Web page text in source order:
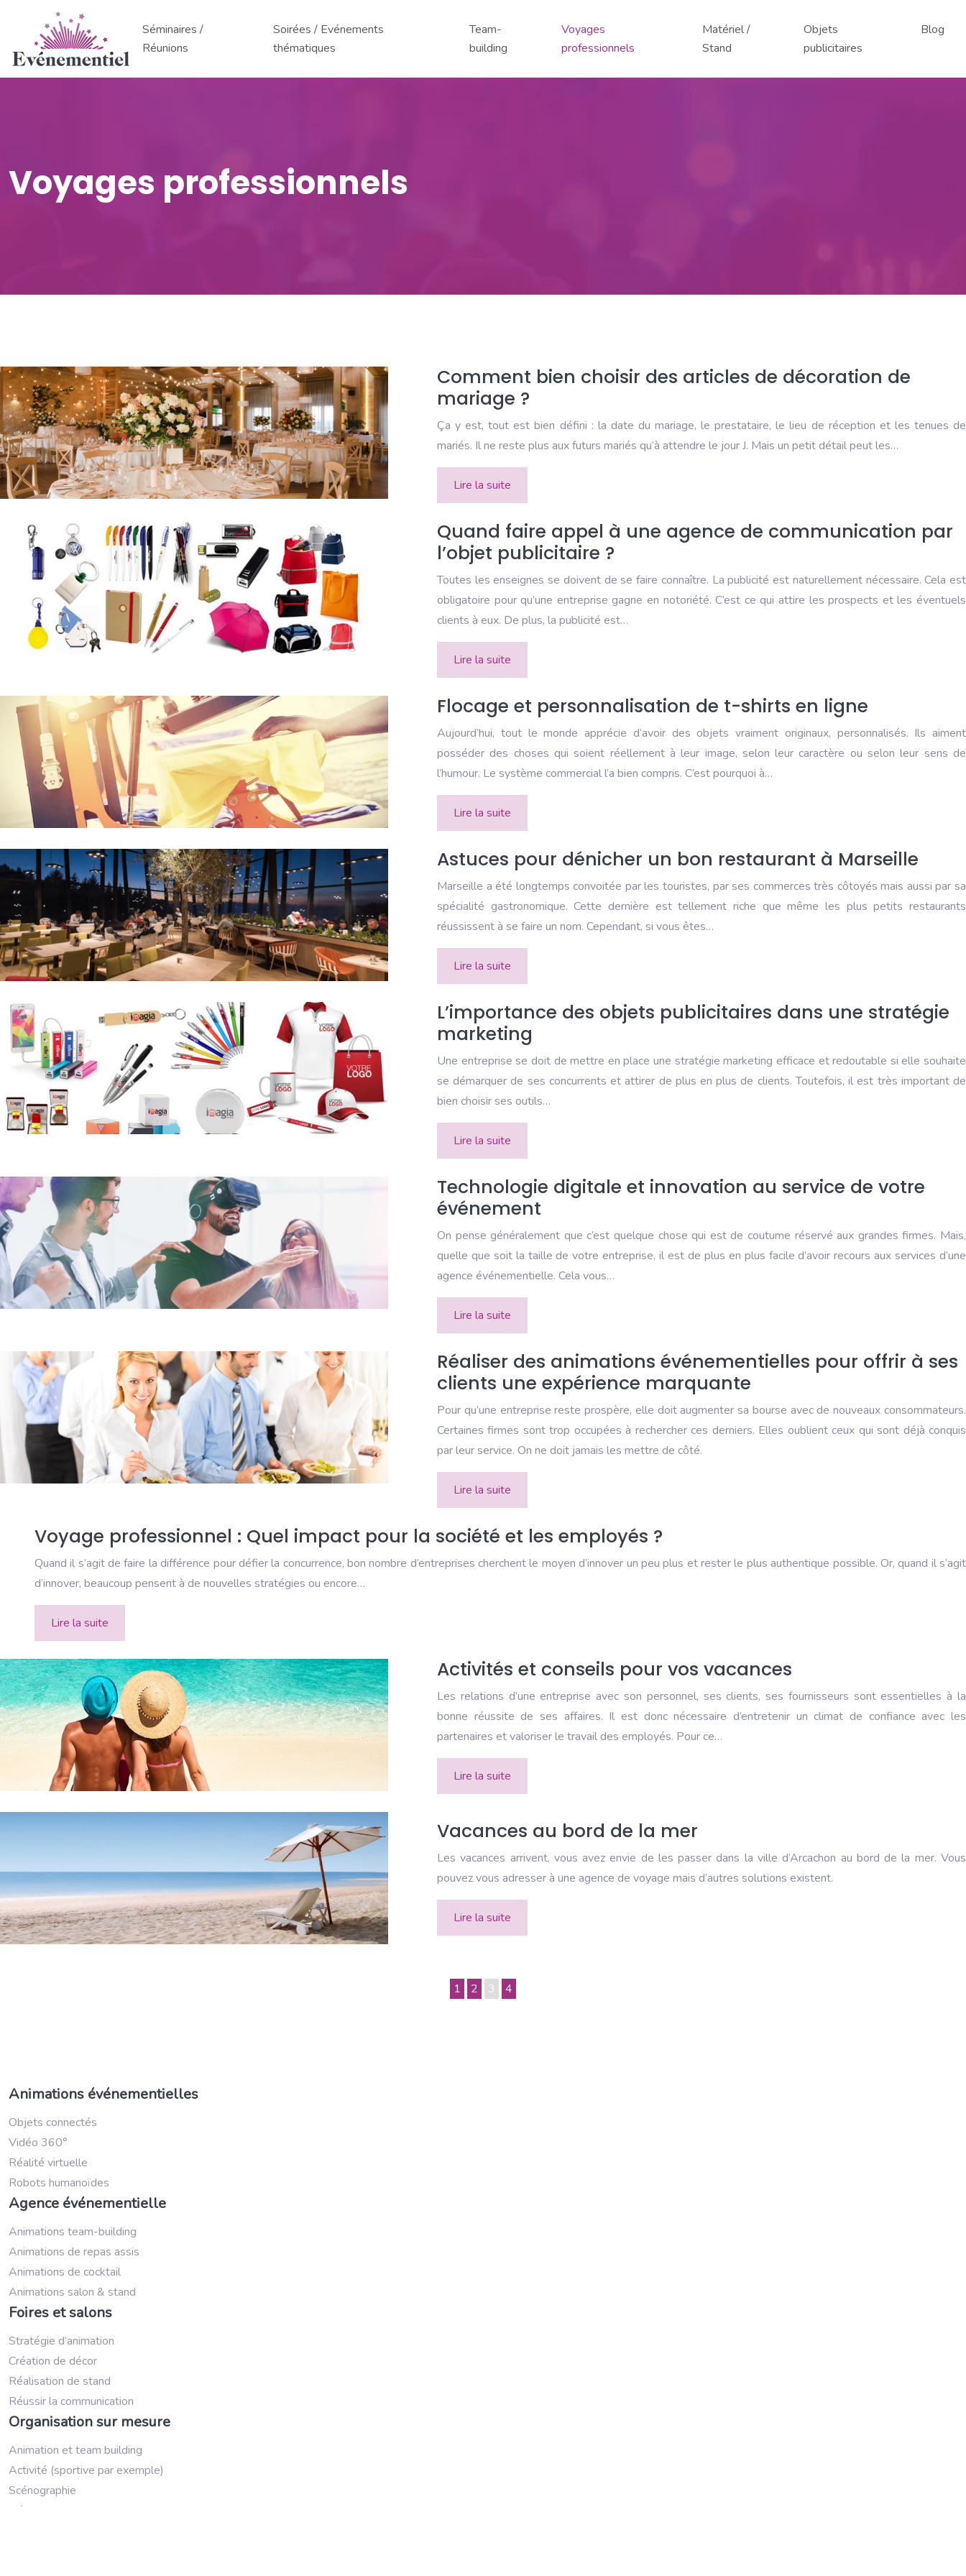
Séminaires /
Réunions
Soirées / Evénements
thématiques
Team-
building
Voyages
professionnels
Matériel /
Stand
Objets
publicitaires
Blog
Voyages professionnels
Comment bien choisir des articles de décoration de
mariage ?
Ça y est, tout est bien défini : la date du mariage, le prestataire, le lieu de réception et les tenues de
mariés. Il ne reste plus aux futurs mariés qu’à attendre le jour J. Mais un petit détail peut les…
Lire la suite
Quand faire appel à une agence de communication par
l’objet publicitaire ?
Toutes les enseignes se doivent de se faire connaître. La publicité est naturellement nécessaire. Cela est
obligatoire pour qu’une entreprise gagne en notoriété. C’est ce qui attire les prospects et les éventuels
clients à eux. De plus, la publicité est…
Lire la suite
Flocage et personnalisation de t-shirts en ligne
Aujourd’hui, tout le monde apprécie d’avoir des objets vraiment originaux, personnalisés. Ils aiment
posséder des choses qui soient réellement à leur image, selon leur caractère ou selon leur sens de
l’humour. Le système commercial l’a bien compris. C’est pourquoi à…
Lire la suite
Astuces pour dénicher un bon restaurant à Marseille
Marseille a été longtemps convoitée par les touristes, par ses commerces très côtoyés mais aussi par sa
spécialité gastronomique. Cette dernière est tellement riche que même les plus petits restaurants
réussissent à se faire un nom. Cependant, si vous êtes…
Lire la suite
L’importance des objets publicitaires dans une stratégie
marketing
Une entreprise se doit de mettre en place une stratégie marketing efficace et redoutable si elle souhaite
se démarquer de ses concurrents et attirer de plus en plus de clients. Toutefois, il est très important de
bien choisir ses outils…
Lire la suite
Technologie digitale et innovation au service de votre
événement
On pense généralement que c’est quelque chose qui est de coutume réservé aux grandes firmes. Mais,
quelle que soit la taille de votre entreprise, il est de plus en plus facile d’avoir recours aux services d’une
agence événementielle. Cela vous…
Lire la suite
Réaliser des animations événementielles pour offrir à ses
clients une expérience marquante
Pour qu’une entreprise reste prospère, elle doit augmenter sa bourse avec de nouveaux consommateurs.
Certaines firmes sont trop occupées à rechercher ces derniers. Elles oublient ceux qui sont déjà conquis
par leur service. On ne doit jamais les mettre de côté.
Lire la suite
Voyage professionnel : Quel impact pour la société et les employés ?
Quand il s’agit de faire la différence pour défier la concurrence, bon nombre d’entreprises cherchent le moyen d’innover un peu plus et rester le plus authentique possible. Or, quand il s’agit
d’innover, beaucoup pensent à de nouvelles stratégies ou encore…
Lire la suite
Activités et conseils pour vos vacances
Les relations d’une entreprise avec son personnel, ses clients, ses fournisseurs sont essentielles à la
bonne réussite de ses affaires. Il est donc nécessaire d’entretenir un climat de confiance avec les
partenaires et valoriser le travail des employés. Pour ce…
Lire la suite
Vacances au bord de la mer
Les vacances arrivent, vous avez envie de les passer dans la ville d’Arcachon au bord de la mer. Vous
pouvez vous adresser à une agence de voyage mais d’autres solutions existent.
Lire la suite
1 2 3 4
Animations événementielles
Objets connectés
Vidéo 360°
Réalité virtuelle
Robots humanoïdes
Agence événementielle
Animations team-building
Animations de repas assis
Animations de cocktail
Animations salon & stand
Foires et salons
Stratégie d’animation
Création de décor
Réalisation de stand
Réussir la communication
Organisation sur mesure
Animation et team building
Activité (sportive par exemple)
Scénographie
Décoration